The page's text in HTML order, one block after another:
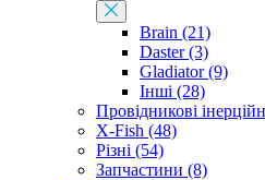
Brain (21)
Daster (3)
Gladiator (9)
Інші (28)
Провідникові
X-Fish (48)
Різні (54)
Запчастини (8)